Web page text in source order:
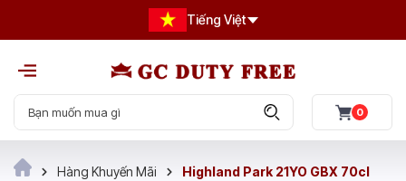
Tiếng Việt
0
Hàng Khuyến Mãi Highland Park 21YO GBX 70cl